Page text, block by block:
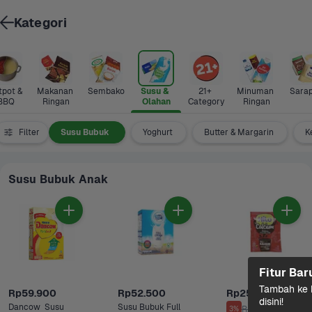
&
Makanan
Ringan
Sembako
Susu &
Olahan
21+
Category
Minuman
Ringan
Filter
Susu Susu Bubuk Yoghurt Butter & Margarin
Susu Bubuk Anak
Rp59.900
Dancow  Susu
Rp52.500
Susu Bubuk Full
Rp25.900
3% Rp26.900
Kategori
Fitur
Tambah ke
disini!